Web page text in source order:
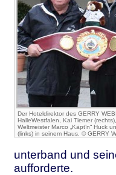
Der Hoteldirektor des GERRY
HalleWestfalen, Kai Tiemer
Weltmeister Marco „Käpt’n“ Huck
(links) in seinem Haus. © GERRY
unterband und
aufforderte.